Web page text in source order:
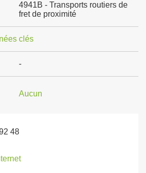
4941B - Transports routiers de
fret de proximité
clés
-
Aucun
48